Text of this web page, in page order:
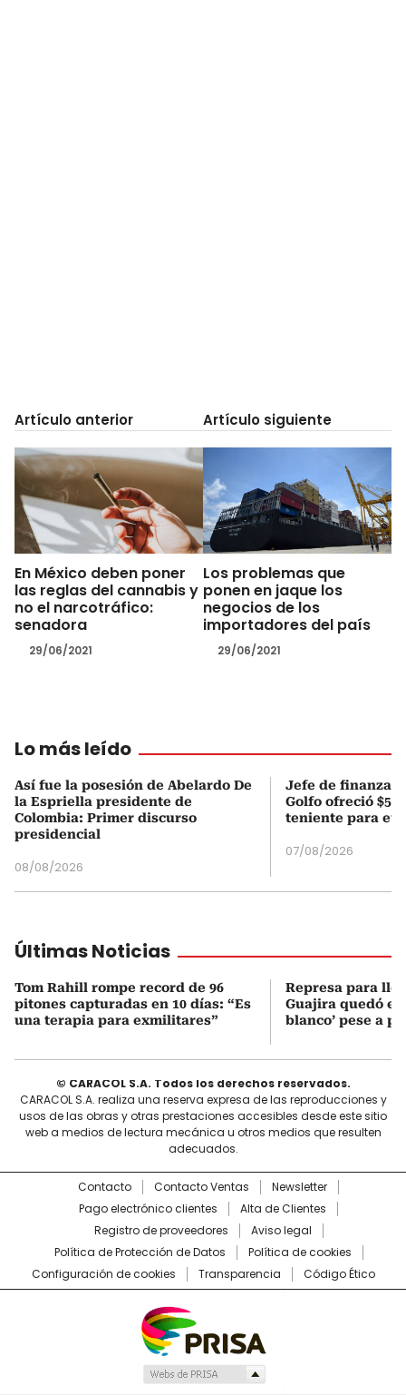
Artículo anterior
En México deben poner
las reglas del cannabis y
no el narcotráfico:
senadora
29/06/2021
Artículo siguiente
Los problemas que
ponen en jaque los
negocios de los
importadores del país
29/06/2021
Lo más leído
Así fue la posesión de Abelardo De
la Espriella presidente de
Colombia: Primer discurso
presidencial
08/08/2026
Jefe de finanzas
Golfo ofreció
teniente para
07/08/2026
Últimas Noticias
Tom Rahill rompe record de 96
pitones capturadas en 10 días: “Es
una terapia para exmilitares”
Represa para
Guajira quedó en
blanco’ pese a
© CARACOL S.A. Todos los derechos reservados.
CARACOL S.A. realiza una reserva expresa de las reproducciones y
usos de las obras y otras prestaciones accesibles desde este sitio
web a medios de lectura mecánica u otros medios que resulten
adecuados.
Contacto Contacto Ventas
Newsletter
Pago electrónico clientes
Alta de Clientes
Registro de proveedores
Aviso legal
Política de Protección de Datos
Política de cookies
Configuración de cookies
Transparencia Código Ético